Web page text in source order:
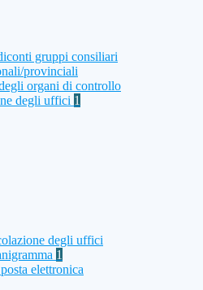
gruppi consiliari
provinciali
organi di controllo
degli uffici 1
degli uffici
1
elettronica